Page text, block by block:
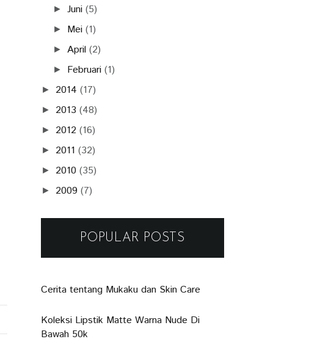
►Juni (5)
► Mei (1)
► April (2)
► Februari (1)
► 2014 (17)
► 2013 (48)
► 2012 (16)
► 2011 (32)
► 2010 (35)
► 2009 (7)
POPULAR POSTS
Cerita tentang Mukaku dan Skin Care
Koleksi Lipstik Matte Warna Nude Di
Bawah 50k